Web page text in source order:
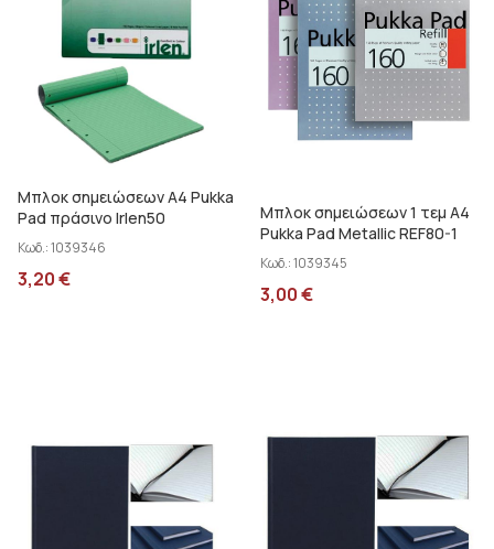
Μπλοκ σημειώσεων Α4 Pukka
Pad πράσινο Irlen50
Κωδ.:1039346
3,20€
Μπλοκ σημειώσεων 1 τεμ Α4
Pukka Pad Metallic REF80-1
Κωδ.:1039345
3,00€